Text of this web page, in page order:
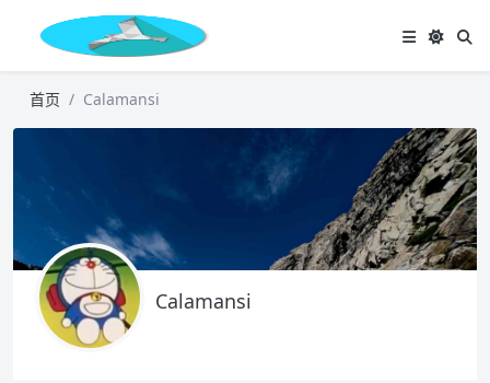
首页 Calamansi
Calamansi